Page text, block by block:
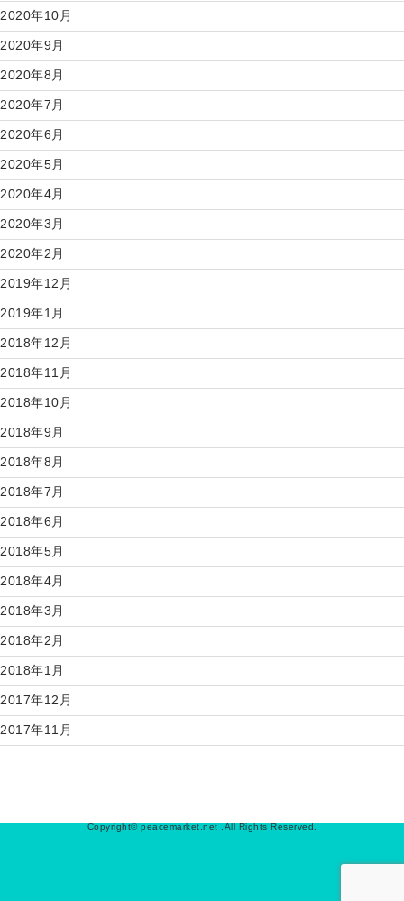
2020年10月
2020年9月
2020年8月
2020年7月
2020年6月
2020年5月
2020年4月
2020年3月
2020年2月
2019年12月
2019年1月
2018年12月
2018年11月
2018年10月
2018年9月
2018年8月
2018年7月
2018年6月
2018年5月
2018年4月
2018年3月
2018年2月
2018年1月
2017年12月
2017年11月
Copyright© peacemarket.net .All Rights Reserved.